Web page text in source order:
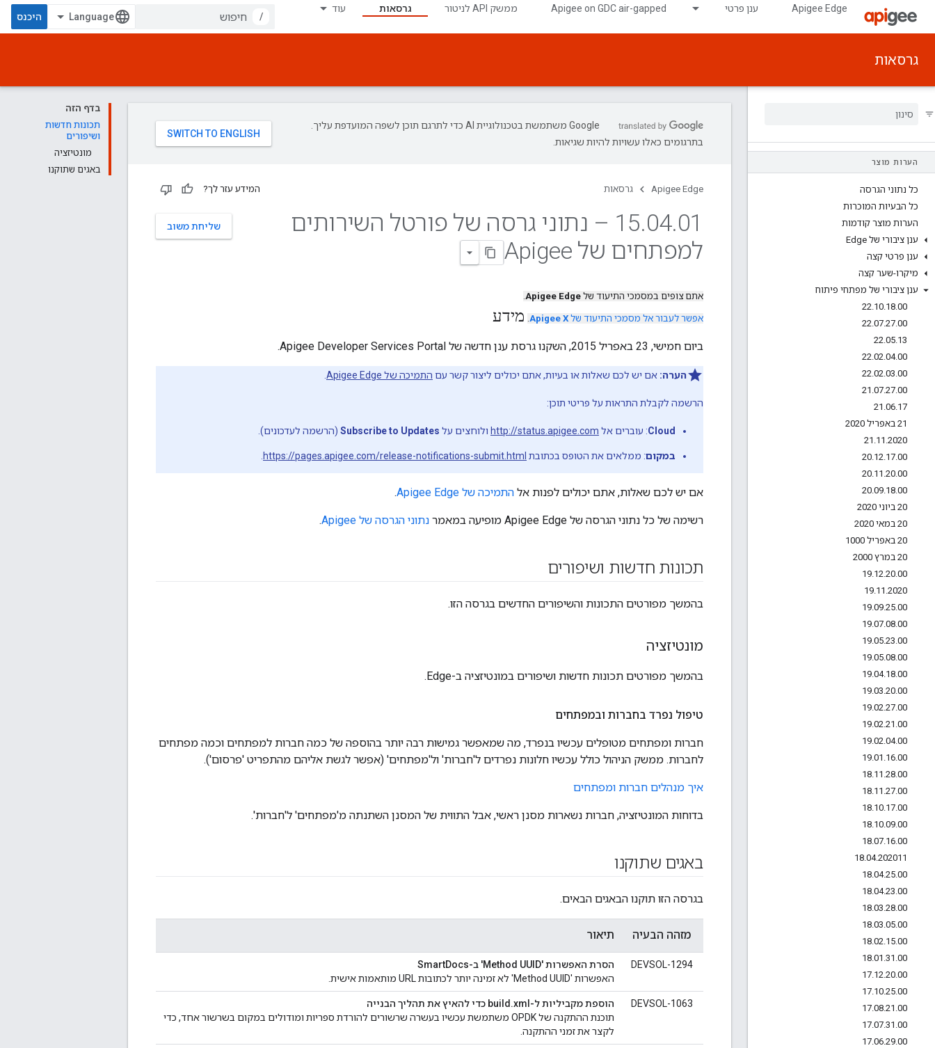
Apigee Edge ענן פרטי ‫Apigee on GDC air-gapped ממשק API לניטור גרסאות עוד
/ היכנס
גרסאות
הערות מוצר
כל נתוני הגרסה
כל הבעיות המוכרות
הערות מוצר קודמות
ענן ציבורי של Edge
ענן פרטי קצה
מיקרו-שער קצה
ענן ציבורי של מפתחי פיתוח
22.10.18.00
22.07.27.00
22.05.13
22.02.04.00
22.02.03.00
21 .07.27.00
21 .06.17
21 באפריל 2020
21 .11 .2020
20.12.17.00
20.11 .20.00
20.09.18.00
20 ביוני 2020
20 במאי 2020
20 באפריל 1000
20 במרץ 2000
19.12.20.00
19.11 .2020
19.09.25.00
19.07.08.00
19.05.23.00
19.05.08.00
19.04.18.00
19.03.20.00
19.02.27.00
19.02.21 .00
19.02.04.00
19.01 .16.00
18.11 .28.00
18.11 .27.00
18.10.17.00
18.10.09.00
18.07.16.00
18.04.202011
18.04.25.00
18.04.23.00
18.03.28.00
18.03.05.00
18.02.15.00
18.01 .31 .00
17.12.20.00
17.10.25.00
17.08.21 .00
17.07.31 .00
17.06.29.00
בדף הזה
תכונות חדשות
ושיפורים
מונטיזציה
באגים שתוקנו
‫Google משתמשת בטכנולוגיית AI כדי לתרגם תוכן לשפה המועדפת עליך.
בתרגומים כאלו עשויות להיות שגיאות.
Apigee Edge גרסאות המידע עזר לך?
שליחת משוב 15.04.
01 – נתוני גרסה של פורטל השירותים
למפתחים של Apigee
אתם צופים במסמכי התיעוד של Apigee Edge
.
אפשר לעבור אל מסמכי התיעוד של Apigee X
. מידע
ביום חמישי, 23 באפריל 2015, השקנו גרסת ענן חדשה של Apigee Developer Services Portal.
הערה: אם יש לכם שאלות או בעיות, אתם יכולים ליצור קשר עם התמיכה של Apigee Edge
הרשמה לקבלת התראות על פריטי תוכן:
Cloud: עוברים אל http://status.apigee.com ולוחצים על Subscribe to Updates (הרשמה לעדכונים).
במקום: ממלאים את הטופס בכתובת https://pages.apigee.com/release-notifications-submit.html
אם יש לכם שאלות, אתם יכולים לפנות אל התמיכה של Apigee Edge .
רשימה של כל נתוני הגרסה של Apigee Edge מופיעה במאמר נתוני הגרסה של Apigee .
תכונות חדשות ושיפורים
בהמשך מפורטים התכונות והשיפורים החדשים בגרסה הזו.
מונטיזציה
בהמשך מפורטים תכונות חדשות ושיפורים במונטיזציה ב-Edge.
טיפול נפרד בחברות ובמפתחים
חברות ומפתחים מטופלים עכשיו בנפרד, מה שמאפשר גמישות רבה יותר בהוספה של כמה חברות למפתחים וכמה מפתחים
לחברות. ממשק הניהול כולל עכשיו חלונות נפרדים ל'חברות' ול'מפתחים' (אפשר לגשת אליהם מהתפריט 'פרסום').
איך מנהלים חברות ומפתחים
בדוחות המונטיזציה, חברות נשארות מסנן ראשי, אבל התווית של המסנן השתנתה מ'מפתחים' ל'חברות'.
באגים שתוקנו
בגרסה הזו תוקנו הבאגים הבאים.
מזהה הבעיה תיאור
DEVSOL-1294
הסרת האפשרות 'Method UUID' ב-SmartDocs
האפשרות 'Method UUID' לא זמינה יותר לכתובות URL מותאמות אישית.
DEVSOL-1063
הוספת מקביליות ל-build.xml כדי להאיץ את תהליך הבנייה
תוכנת ההתקנה של OPDK משתמשת עכשיו בעשרה שרשורים להורדת ספריות ומודולים במקום בשרשור אחד, כדי
לקצר את זמני ההתקנה.